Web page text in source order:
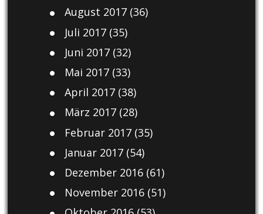
August 2017(36)
Juli 2017(35)
Juni 2017(32)
Mai 2017(33)
April 2017(38)
März 2017(28)
Februar 2017(35)
Januar 2017(54)
Dezember 2016(61)
November 2016(51)